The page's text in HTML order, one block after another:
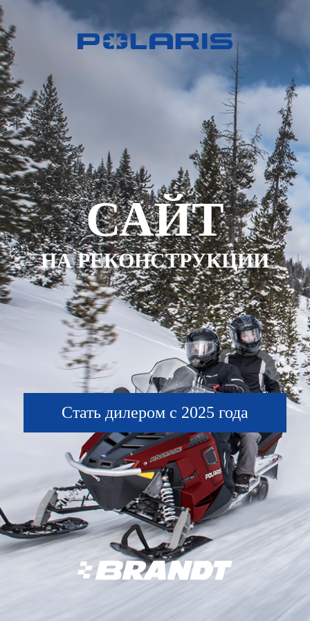
САЙТ
НА РЕКОНСТРУКЦИИ
Стать дилером с 2025 года